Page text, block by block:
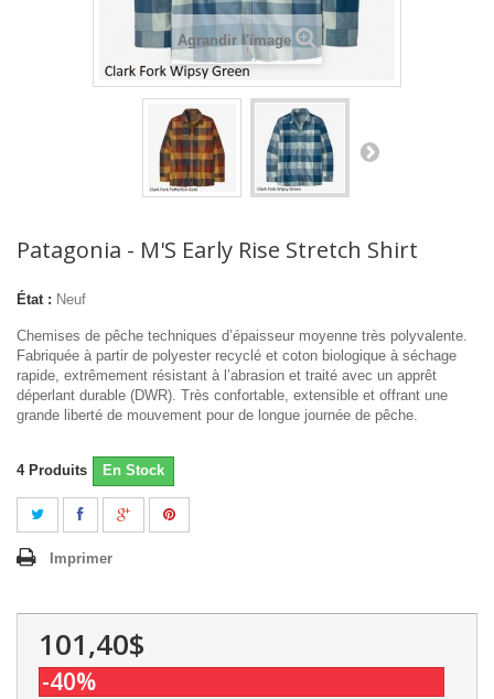
Agrandir l'image
Patagonia - M'S Early Rise Stretch Shirt
État : Neuf
Chemises de pêche techniques d’épaisseur moyenne très polyvalente.
Fabriquée à partir de polyester recyclé et coton biologique à séchage
rapide, extrêmement résistant à l’abrasion et traité avec un apprêt
déperlant durable (DWR). Très confortable, extensible et offrant une
grande liberté de mouvement pour de longue journée de pêche.
4 Produits En Stock
Imprimer
101,40$
-40%